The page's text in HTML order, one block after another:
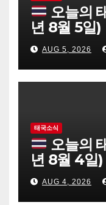
오늘의
년 8월 5일)
AUG 5, 2026
태국소식
오늘의
년 8월 4일)
AUG 4, 2026